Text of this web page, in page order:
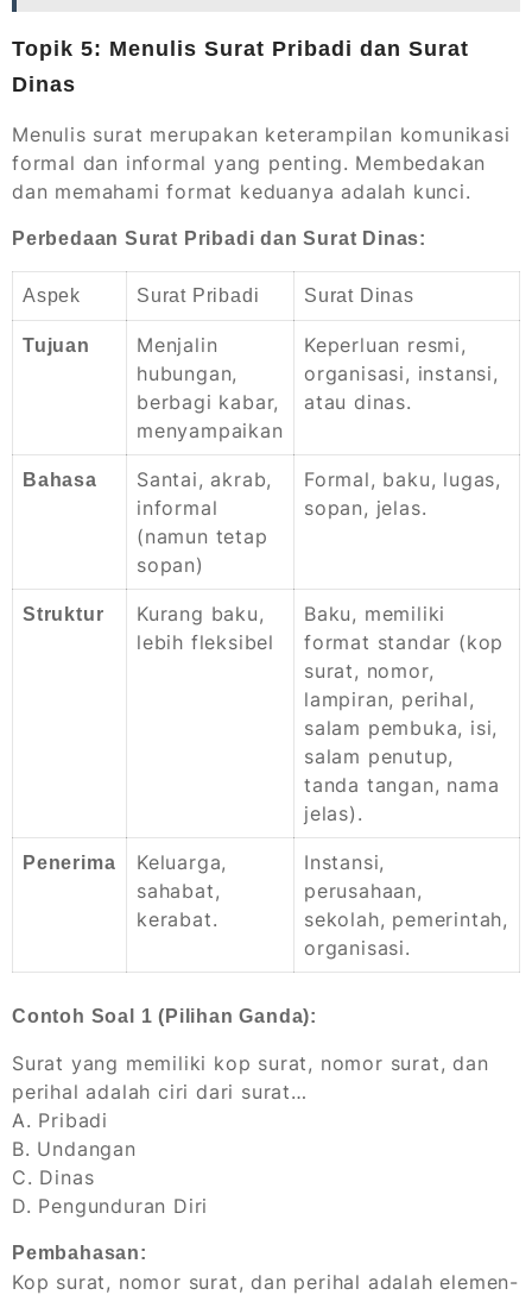
Topik 5: Menulis Surat Pribadi dan Surat
Dinas
Menulis surat merupakan keterampilan komunikasi
formal dan informal yang penting. Membedakan
dan memahami format keduanya adalah kunci.
Perbedaan Surat Pribadi dan Surat Dinas:
Aspek Surat Pribadi Surat Dinas
Tujuan
Menjalin
hubungan,
berbagi kabar,
menyampaikan
Keperluan resmi,
organisasi, instansi,
atau dinas.
Bahasa
Santai, akrab,
informal
(namun tetap
sopan)
Formal, baku, lugas,
sopan, jelas.
Struktur
Kurang baku,
lebih fleksibel
Baku, memiliki
format standar (kop
surat, nomor,
lampiran, perihal,
salam pembuka, isi,
salam penutup,
tanda tangan, nama
jelas).
Penerima
Keluarga,
sahabat,
kerabat.
Instansi,
perusahaan,
sekolah, pemerintah,
organisasi.
Contoh Soal 1 (Pilihan Ganda):
Surat yang memiliki kop surat, nomor surat, dan
perihal adalah ciri dari surat…
A. Pribadi
B. Undangan
C. Dinas
D. Pengunduran Diri
Pembahasan:
Kop surat, nomor surat, dan perihal adalah elemen-